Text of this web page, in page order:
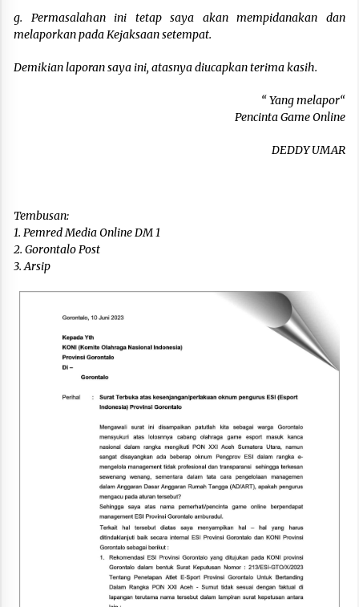
g. Permasalahan ini tetap saya akan mempidanakan dan
melaporkan pada Kejaksaan setempat.
Demikian laporan saya ini, atasnya diucapkan terima kasih.
“ Yang melapor“
Pencinta Game Online
DEDDY UMAR
Tembusan:
1. Pemred Media Online DM 1
2. Gorontalo Post
3. Arsip